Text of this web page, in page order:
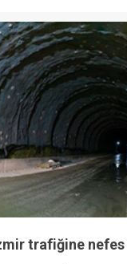
trafiğine nefes